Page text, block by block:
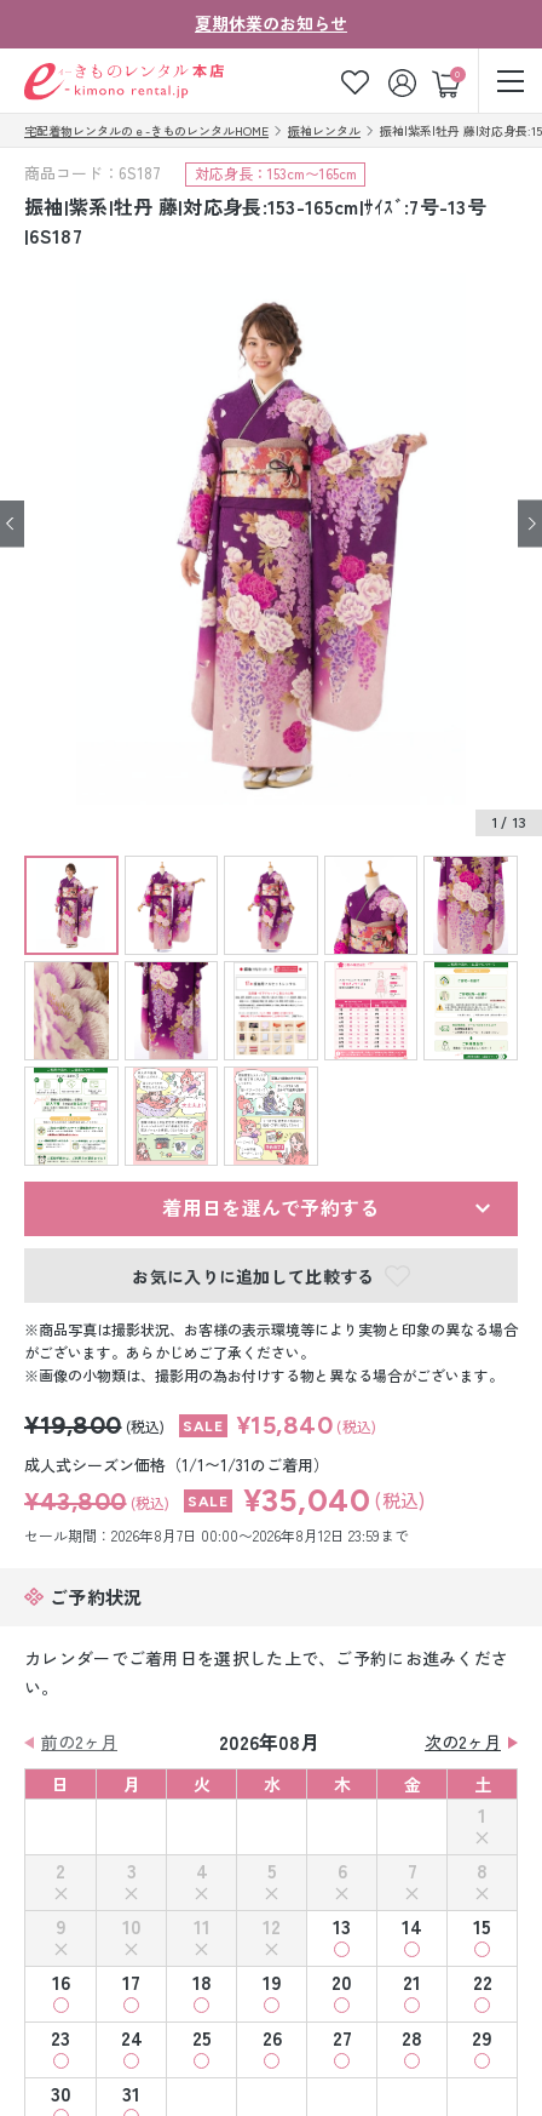
夏期休業のお知らせ
0
ゲスト
お気に入り ログイン カート
ご注文の流れ
会社案内
法人・グループの
お客様はこちら
訪問着・付下げレンタル
ジュニア着物レンタル
ジュニア洋装レンタル
ベビー洋装レンタル
紋付袴レンタル
留袖レンタル
男性礼装レンタル
白無垢&紋付袴レンタル
引き振袖レンタル
小物販売品
宅配着物レンタルのｅ-きものレンタルHOME 振袖レンタル 振袖|紫系|牡丹 藤|対応身長
商品コード：6S187 対応身長：153cm〜165cm
振袖|紫系|牡丹 藤|対応身長:153-165cm|ｻｲｽﾞ:7号-13号
|6S187
1 / 13
着用日を選んで予約する
お気に入りに追加して比較する
商品写真は撮影状況、お客様の表示環境等により実物と印象の異なる場合
がございます。あらかじめご了承ください。
画像の小物類は、撮影用の為お付けする物と異なる場合がございます。
¥19,800 (税込) ¥15,840 (税込)
成人式シーズン価格（1/1〜1/31のご着用）
¥43,800 (税込) ¥35,040 (税込)
セール期間：2026年8月7日 00:00〜2026年8月12日 23:59まで
ご予約状況
カレンダーでご着用日を選択した上で、ご予約にお進みくださ
い。
前の2ヶ月 2026年08月
次の2ヶ月
日
月 火 水 木 金 土
1
2
3 4 5 6 7
8
9
10 11 12 13 14
15
16
17 18 19 20 21
22
23
24 25 26 27 28
29
30
31